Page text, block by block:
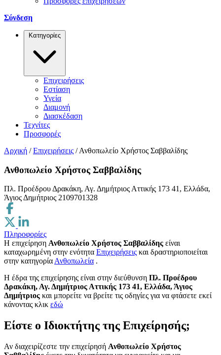
Σύνδεση
Κατηγορίες
Επιχειρήσεις
Εστίαση
Υγεία
Διαμονή
Διασκέδαση
Τεχνίτες
Προσφορές
Αρχική / Επιχειρήσεις / Ανθοπωλείο Χρήστος Σαββαλίδης
Ανθοπωλείο Χρήστος Σαββαλίδης
Πλ. Προέδρου Δρακάκη, Αγ. Δημήτριος Αττικής 173 41, Ελλάδα,
Άγιος Δημήτριος 2109701328
Πληροφορίες
Η επιχείρηση Ανθοπωλείο Χρήστος Σαββαλίδης είναι
καταχωρημένη στην ενότητα Επιχειρήσεις και δραστηριοποιείται
στην κατηγορίαΑνθοπωλεία .
H έδρα της επιχείρησης είναι στην διεύθυνση Πλ. Προέδρου
Δρακάκη, Αγ. Δημήτριος Αττικής 173 41, Ελλάδα, Άγιος
Δημήτριος και μπορείτε να βρείτε τις οδηγίες για να φτάσετε εκεί
κάνοντας κλικ εδώ
Είστε ο Ιδιοκτήτης της Επιχείρησής;
Αν διαχειρίζεστε την επιχείρησή Ανθοπωλείο Χρήστος